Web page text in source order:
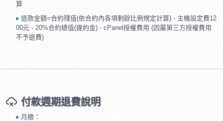
算
退款金額=合約殘值(依合約內各項剩餘比例規定計算) - 主機設定費12
00元 - 20%合約總值(違約金) - cPanel授權費用 (因屬第三方授權費用
不予退費)
付款週期退費說明
月繳：